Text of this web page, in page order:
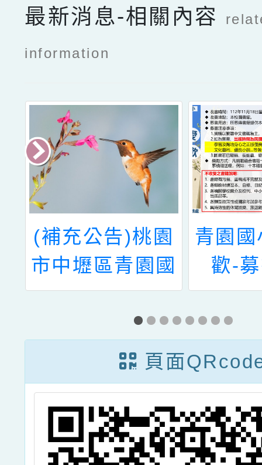
最新消息-相關內容
information
青園國小舊愛新
歡-募書活動
「全
童版
檢」
Kids）
頁面